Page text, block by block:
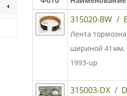
315020-BW /
Лента
шириной 41мм,
1993-up
315003-DX /